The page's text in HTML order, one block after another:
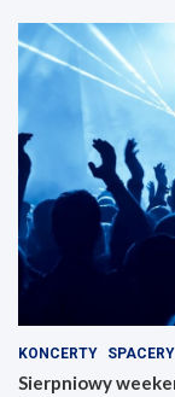
KONCERTY SPACERY
Sierpniowy